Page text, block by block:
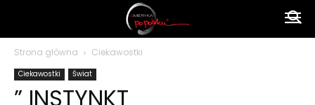
Strona główna Ciekawostki
Ciekawostki Świat
” INSTYNKT